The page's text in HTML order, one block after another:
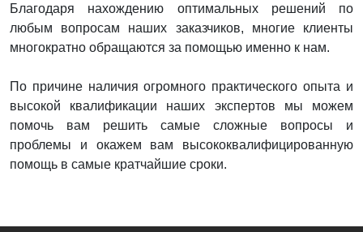
Благодаря нахождению оптимальных решений по
любым вопросам наших заказчиков, многие клиенты
многократно обращаются за помощью именно к нам.
По причине наличия огромного практического опыта и
высокой квалификации наших экспертов мы можем
помочь вам решить самые сложные вопросы и
проблемы и окажем вам высококвалифицированную
помощь в самые кратчайшие сроки.